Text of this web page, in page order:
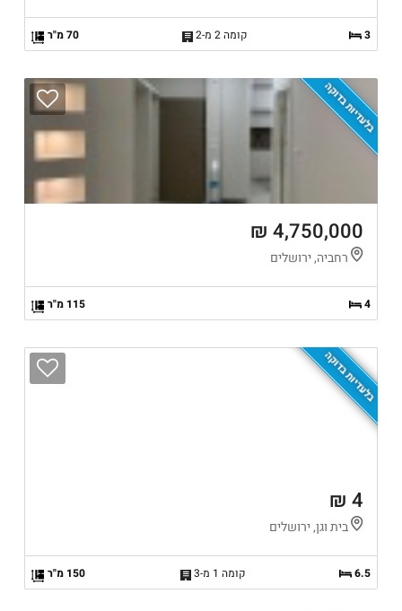
3 קומה 2 מ-2 70 מ"ר
בלעדיות בדוקה
4,750,000 ₪
רחביה, ירושלים
4 115 מ"ר
בלעדיות בדוקה
4 ₪
בית וגן, ירושלים
6.5 קומה 1 מ-3 150 מ"ר